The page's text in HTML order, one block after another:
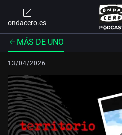
ondacero.es
MÁS DE UNO
13/04/2026